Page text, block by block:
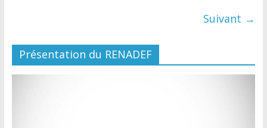
Suivant →
Présentation du RENADEF